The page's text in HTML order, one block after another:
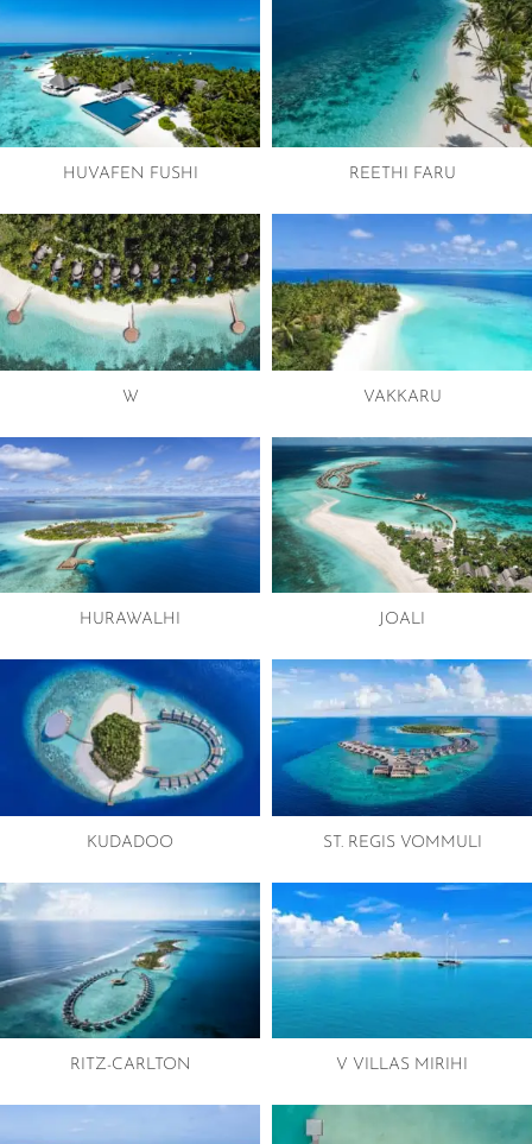
HUVAFEN FUSHI REETHI FARU
W VAKKARU
HURAWALHI JOALI
KUDADOO ST. REGIS VOMMULI
RITZ-CARLTON V VILLAS MIRIHI